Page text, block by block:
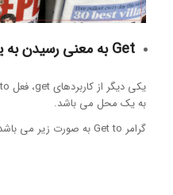
Get به معنی رسیدن به یک محل
به یک محل می باشد.
گرامر Get to به صورت زیر می باشد: